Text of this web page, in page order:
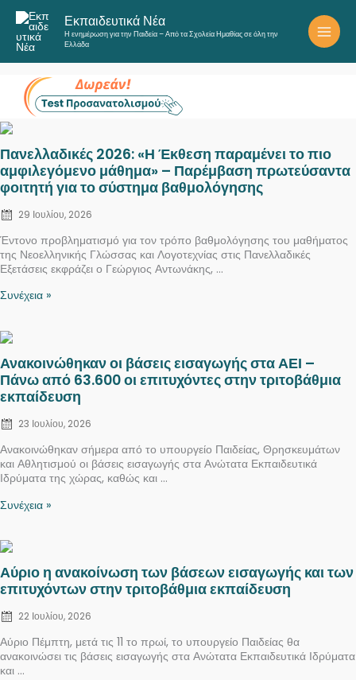
Μετάβαση
στο
περιεχόμενο
Εκπαιδευτικά Νέα
Η ενημέρωση για την Παιδεία – Από τα Σχολεία Ημαθίας σε όλη την
Ελλάδα
Πανελλαδικές 2026: «Η Έκθεση παραμένει το πιο
αμφιλεγόμενο μάθημα» – Παρέμβαση πρωτεύσαντα
φοιτητή για το σύστημα βαθμολόγησης
on
29 Ιουλίου, 2026
Έντονο προβληματισμό για τον τρόπο βαθμολόγησης του μαθήματος
της Νεοελληνικής Γλώσσας και Λογοτεχνίας στις Πανελλαδικές
Εξετάσεις εκφράζει ο Γεώργιος Αντωνάκης, ...
Συνέχεια »
Ανακοινώθηκαν οι βάσεις εισαγωγής στα ΑΕΙ –
Πάνω από 63.600 οι επιτυχόντες στην τριτοβάθμια
εκπαίδευση
on
23 Ιουλίου, 2026
Ανακοινώθηκαν σήμερα από το υπουργείο Παιδείας, Θρησκευμάτων
και Αθλητισμού οι βάσεις εισαγωγής στα Ανώτατα Εκπαιδευτικά
Ιδρύματα της χώρας, καθώς και ...
Συνέχεια »
Αύριο η ανακοίνωση των βάσεων εισαγωγής και των
επιτυχόντων στην τριτοβάθμια εκπαίδευση
Posted
on
22 Ιουλίου, 2026
Αύριο Πέμπτη, μετά τις 11 το πρωί, το υπουργείο Παιδείας θα
ανακοινώσει τις βάσεις εισαγωγής στα Ανώτατα Εκπαιδευτικά Ιδρύματα
και ...